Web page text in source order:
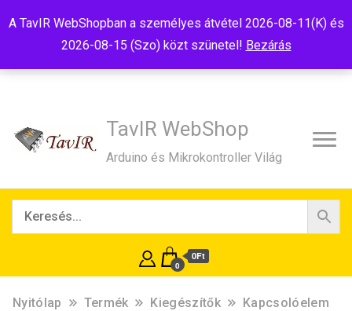
A TavIR WebShopban a személyes átvétel 2026-08-11(K) és
2026-08-15 (Szo) közt szünetel! Bezárás
TavIR WebShop
Arduino és Mikrokontroller Világ
0
0Ft
Nyitólap Termék Kiegészítők
Kapcsolóelem